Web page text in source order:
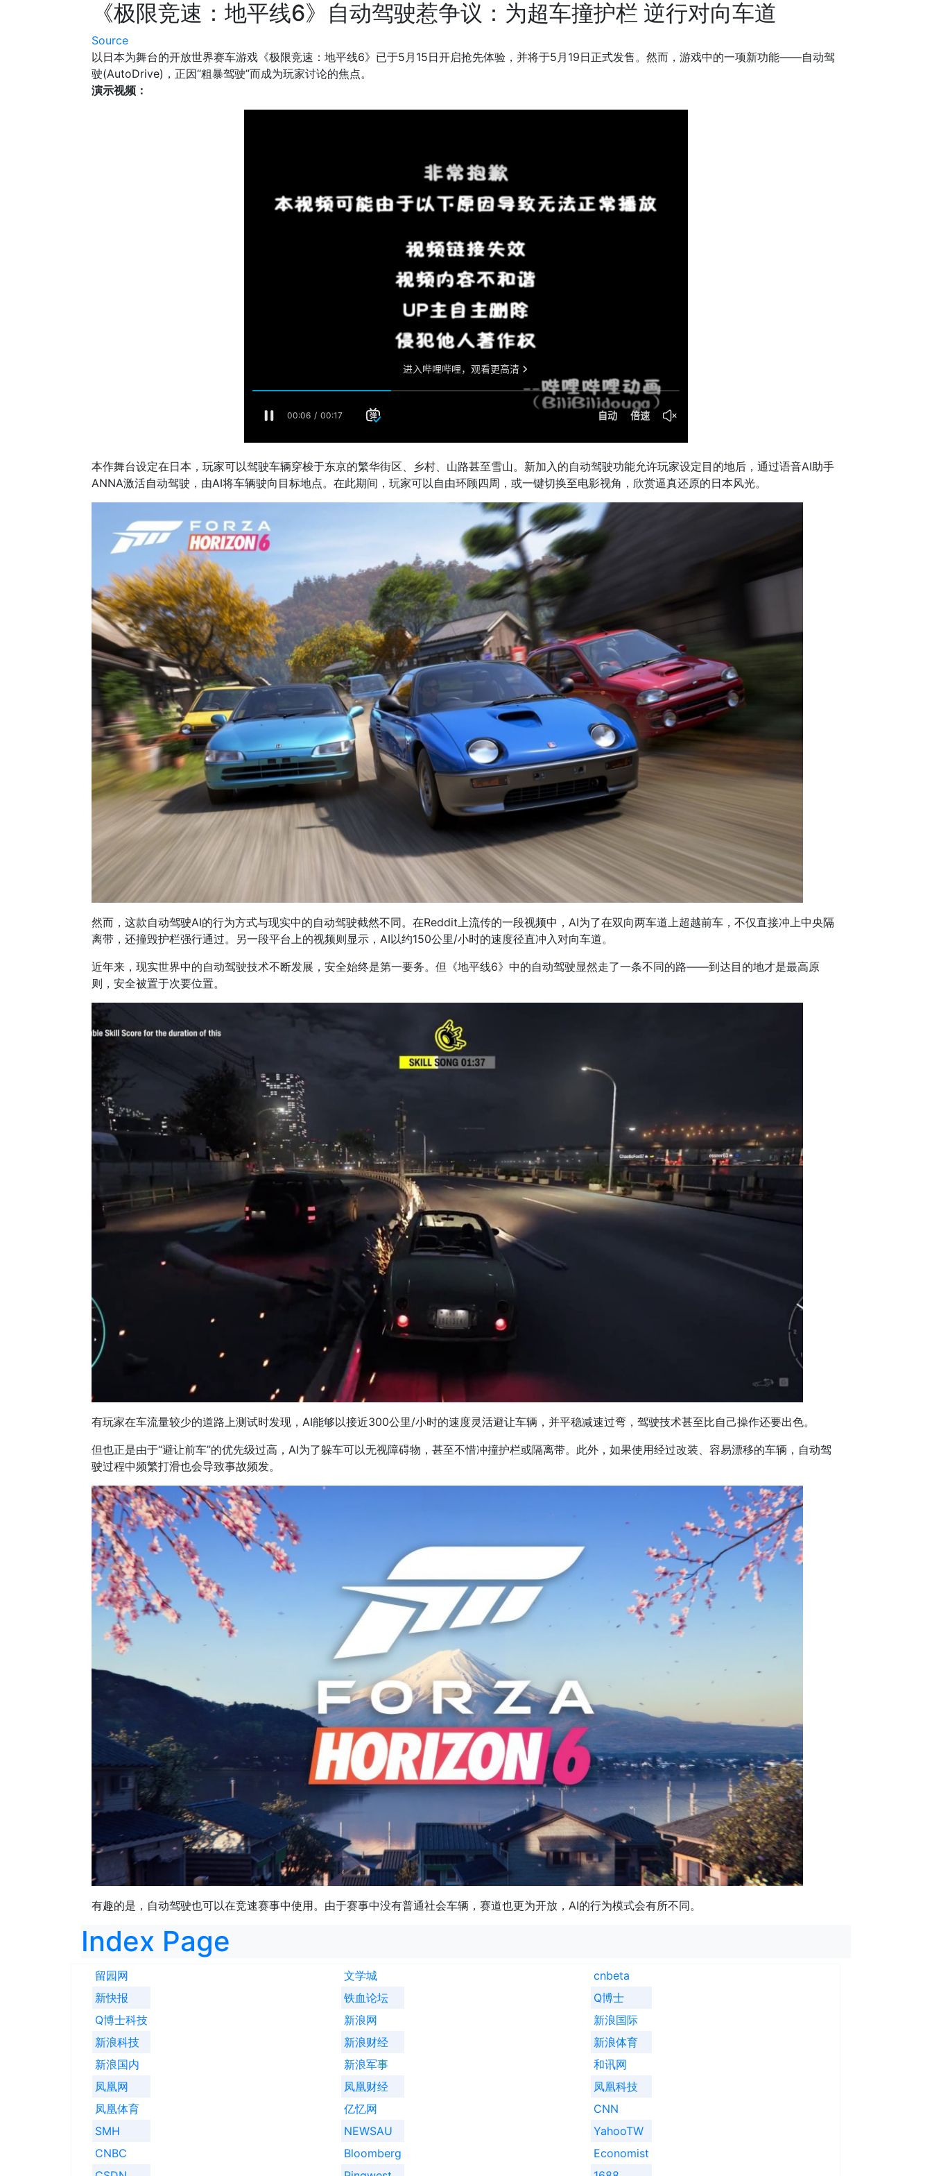
《极限竞速：地平线6》自动驾驶惹争议：为超车撞护栏 逆行对向车道
Source
以日本为舞台的开放世界赛车游戏《极限竞速：地平线6》已于5月15日开启抢先体验，并将于5月19日正式发售。然而，游戏中的一项新功能——自动驾
驶(AutoDrive)，正因“粗暴驾驶”而成为玩家讨论的焦点。
演示视频：
本作舞台设定在日本，玩家可以驾驶车辆穿梭于东京的繁华街区、乡村、山路甚至雪山。新加入的自动驾驶功能允许玩家设定目的地后，通过语音AI助手
ANNA激活自动驾驶，由AI将车辆驶向目标地点。在此期间，玩家可以自由环顾四周，或一键切换至电影视角，欣赏逼真还原的日本风光。
然而，这款自动驾驶AI的行为方式与现实中的自动驾驶截然不同。在Reddit上流传的一段视频中，AI为了在双向两车道上超越前车，不仅直接冲上中央隔
离带，还撞毁护栏强行通过。另一段平台上的视频则显示，AI以约150公里/小时的速度径直冲入对向车道。
近年来，现实世界中的自动驾驶技术不断发展，安全始终是第一要务。但《地平线6》中的自动驾驶显然走了一条不同的路——到达目的地才是最高原
则，安全被置于次要位置。
有玩家在车流量较少的道路上测试时发现，AI能够以接近300公里/小时的速度灵活避让车辆，并平稳减速过弯，驾驶技术甚至比自己操作还要出色。
但也正是由于“避让前车”的优先级过高，AI为了躲车可以无视障碍物，甚至不惜冲撞护栏或隔离带。此外，如果使用经过改装、容易漂移的车辆，自动驾
驶过程中频繁打滑也会导致事故频发。
有趣的是，自动驾驶也可以在竞速赛事中使用。由于赛事中没有普通社会车辆，赛道也更为开放，AI的行为模式会有所不同。
Index Page
留园网
新快报
Q博士科技
新浪科技
新浪国内
凤凰网
凤凰体育
SMH
CNBC
文学城
铁血论坛
新浪网
新浪财经
新浪军事
凤凰财经
亿忆网
NEWSAU
Bloomberg
cnbeta
Q博士
新浪国际
新浪体育
和讯网
凤凰科技
CNN
YahooTW
Economist